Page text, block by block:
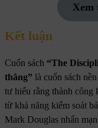
Xem
Kết luận
Cuốn sách “The
thắng” là cuốn sách
tư hiểu rằng thành công
từ khả năng kiểm soát
Mark Douglas nhấn